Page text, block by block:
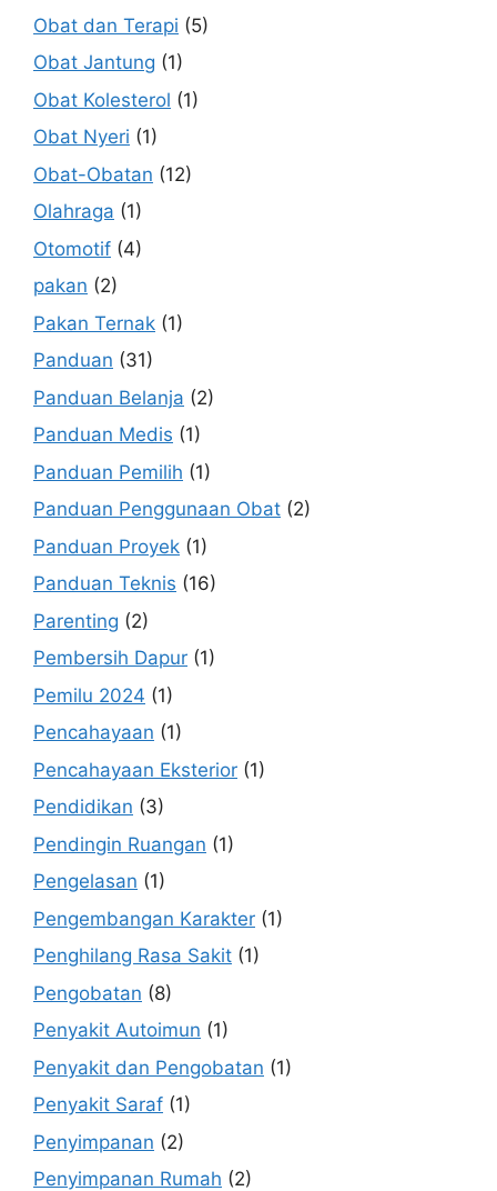
Obat dan Terapi (5)
Obat Jantung (1)
Obat Kolesterol (1)
Obat Nyeri (1)
Obat-Obatan (12)
Olahraga (1)
Otomotif (4)
pakan (2)
Pakan Ternak (1)
Panduan (31)
Panduan Belanja (2)
Panduan Medis (1)
Panduan Pemilih (1)
Panduan Penggunaan Obat (2)
Panduan Proyek (1)
Panduan Teknis (16)
Parenting (2)
Pembersih Dapur (1)
Pemilu 2024 (1)
Pencahayaan (1)
Pencahayaan Eksterior (1)
Pendidikan (3)
Pendingin Ruangan (1)
Pengelasan (1)
Pengembangan Karakter (1)
Penghilang Rasa Sakit (1)
Pengobatan (8)
Penyakit Autoimun (1)
Penyakit dan Pengobatan (1)
Penyakit Saraf (1)
Penyimpanan (2)
Penyimpanan Rumah (2)